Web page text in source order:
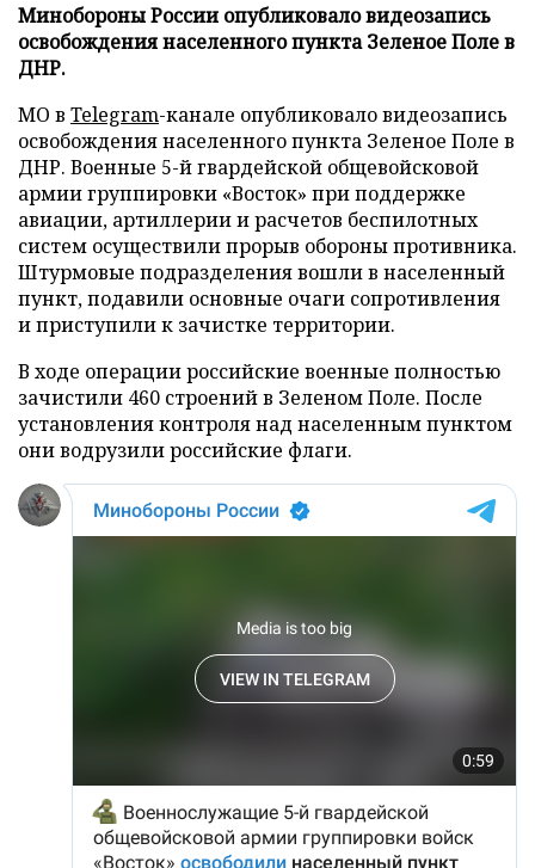
Минобороны России опубликовало видеозапись
освобождения населенного пункта Зеленое Поле в
ДНР.
МО в Telegram-канале опубликовало видеозапись
освобождения населенного пункта Зеленое Поле в
ДНР. Военные 5-й гвардейской общевойсковой
армии группировки «Восток» при поддержке
авиации, артиллерии и расчетов беспилотных
систем осуществили прорыв обороны противника.
Штурмовые подразделения вошли в населенный
пункт, подавили основные очаги сопротивления
и приступили к зачистке территории.
В ходе операции российские военные полностью
зачистили 460 строений в Зеленом Поле. После
установления контроля над населенным пунктом
они водрузили российские флаги.